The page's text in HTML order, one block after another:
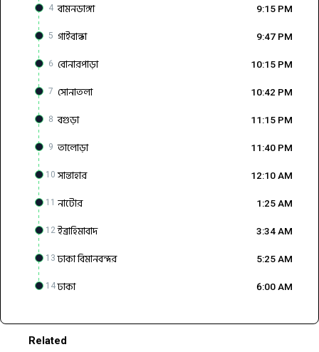
4 বামনডাঙ্গা 9:15 PM
5 গাইবান্ধা 9:47 PM
6 বোনারপাড়া 10:15 PM
7 সোনাতলা 10:42 PM
8 বগুড়া 11:15 PM
9 তালোড়া 11:40 PM
10 সান্তাহার 12:10 AM
11 নাটোর 1:25 AM
12 ইব্রাহিমাবাদ 3:34 AM
13 ঢাকা বিমানবন্দর 5:25 AM
14 ঢাকা 6:00 AM
Related